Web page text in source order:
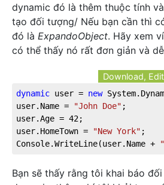
dynamic đó là thêm thuộc tính
tạo đối tượng/ Nếu bạn cần thì
đó là ExpandoObject. Hãy xem
có thể thấy nó rất đơn giản và
Download,
dynamic user = new
user.Name =
"John Doe" ;
user.Age = 42;
user.HomeTown =
"New York" ;
Console.WriteLine(user.Name +
Bạn sẽ thấy rằng tôi khai báo